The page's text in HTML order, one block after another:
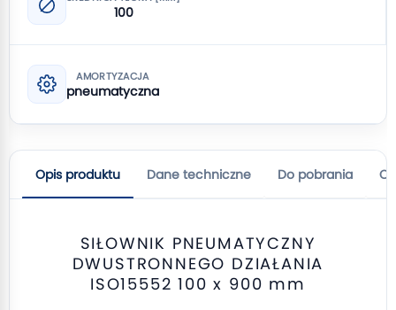
100
AMORTYZACJA
pneumatyczna
Opis produktu Dane techniczne Do pobrania
SIŁOWNIK PNEUMATYCZNY
DWUSTRONNEGO DZIAŁANIA
ISO15552 100 x 900 mm